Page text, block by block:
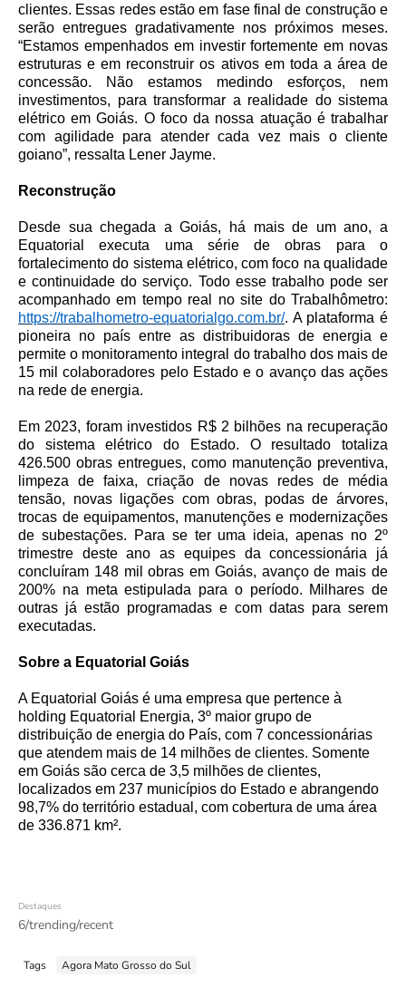
clientes. Essas redes estão em fase final de construção e
serão entregues gradativamente nos próximos meses.
“Estamos empenhados em investir fortemente em novas
estruturas e em reconstruir os ativos em toda a área de
concessão. Não estamos medindo esforços, nem
investimentos, para transformar a realidade do sistema
elétrico em Goiás. O foco da nossa atuação é trabalhar
com agilidade para atender cada vez mais o cliente
goiano”, ressalta Lener Jayme.
Reconstrução
Desde sua chegada a Goiás, há mais de um ano, a
Equatorial executa uma série de obras para o
fortalecimento do sistema elétrico, com foco na qualidade
e continuidade do serviço. Todo esse trabalho pode ser
acompanhado em tempo real no site do Trabalhômetro:
https://trabalhometro-equatorialgo.com.br/. A plataforma é
pioneira no país entre as distribuidoras de energia e
permite o monitoramento integral do trabalho dos mais de
15 mil colaboradores pelo Estado e o avanço das ações
na rede de energia.
Em 2023, foram investidos R$ 2 bilhões na recuperação
do sistema elétrico do Estado. O resultado totaliza
426.500 obras entregues, como manutenção preventiva,
limpeza de faixa, criação de novas redes de média
tensão, novas ligações com obras, podas de árvores,
trocas de equipamentos, manutenções e modernizações
de subestações. Para se ter uma ideia, apenas no 2º
trimestre deste ano as equipes da concessionária já
concluíram 148 mil obras em Goiás, avanço de mais de
200% na meta estipulada para o período. Milhares de
outras já estão programadas e com datas para serem
executadas.
Sobre a Equatorial Goiás
A Equatorial Goiás é uma empresa que pertence à
holding Equatorial Energia, 3º maior grupo de
distribuição de energia do País, com 7 concessionárias
que atendem mais de 14 milhões de clientes. Somente
em Goiás são cerca de 3,5 milhões de clientes,
localizados em 237 municípios do Estado e abrangendo
98,7% do território estadual, com cobertura de uma área
de 336.871 km².
Destaques
6/trending/recent
Tags Agora Mato Grosso do Sul